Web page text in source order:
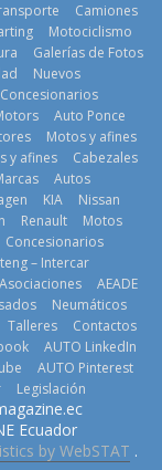
¿Qué puede
pasar con tu
vehículo si
permanece
varios días sin
usar?
3 de agosto de
2026
La FEDAK
recibe 12
Camiones
Motociclismo
Galerías de Fotos
Nuevos
Auto Ponce
Motos y afines
y afines
Cabezales
Autos
KIA
Nissan
Renault
Motos
Concesionarios
– Intercar
Asociaciones
AEADE
Neumáticos
Talleres
Contactos
AUTO LinkedIn
AUTO Pinterest
Legislación
Ecuador
.